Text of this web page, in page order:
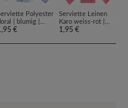
Polyester
| blumig |
|
| weiß | blau
€
Serviette Leinen
Karo weiss-rot |
mediterran |
1,95 €